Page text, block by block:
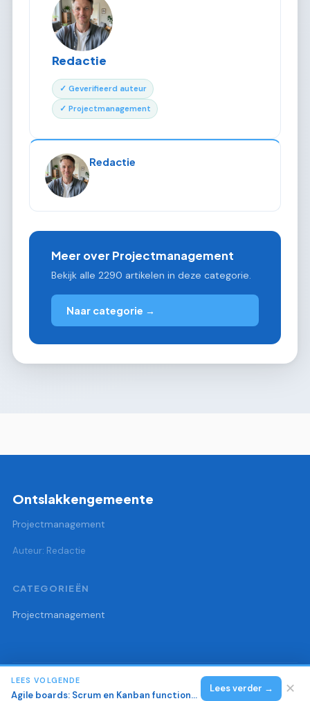
Redactie
✓ Geverifieerd auteur
✓ Projectmanagement
Redactie
Meer over Projectmanagement
Bekijk alle 2290 artikelen in deze categorie.
Naar categorie →
Ontslakkengemeente
Projectmanagement
Auteur: Redactie
CATEGORIEËN
Projectmanagement
© 2026 Ontslakkengemeente Alle rechten voorbehouden.
LEES VOLGENDE
Agile boards: Scrum en Kanban functionaliteit in tools
Lees verder → ✕